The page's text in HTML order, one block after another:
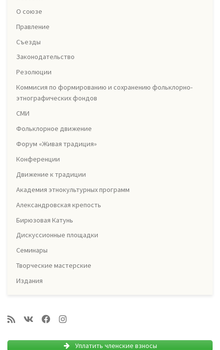
О союзе
Правление
Съезды
Законодательство
Резолюции
Коммисия по формированию и сохранению фольклорно-
этнографических фондов
СМИ
Фольклорное движение
Форум «Живая традиция»
Конференции
Движение к традиции
Академия этнокультурных программ
Александровская крепость
Бирюзовая Катунь
Дискуссионные площадки
Семинары
Творческие мастерские
Издания
Уплатить членские взносы